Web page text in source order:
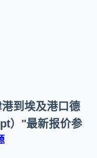
到埃及港口德
）"最新报价参